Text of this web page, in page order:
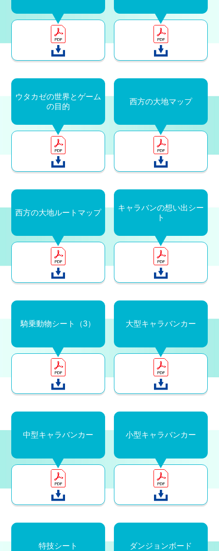
ウタカゼの世界とゲーム
の目的
西方の大地マップ
西方の大地ルートマップ
キャラバンの想い出シー
ト
騎乗動物シート（3） 大型キャラバンカー
中型キャラバンカー 小型キャラバンカー
特技シート ダンジョンボード